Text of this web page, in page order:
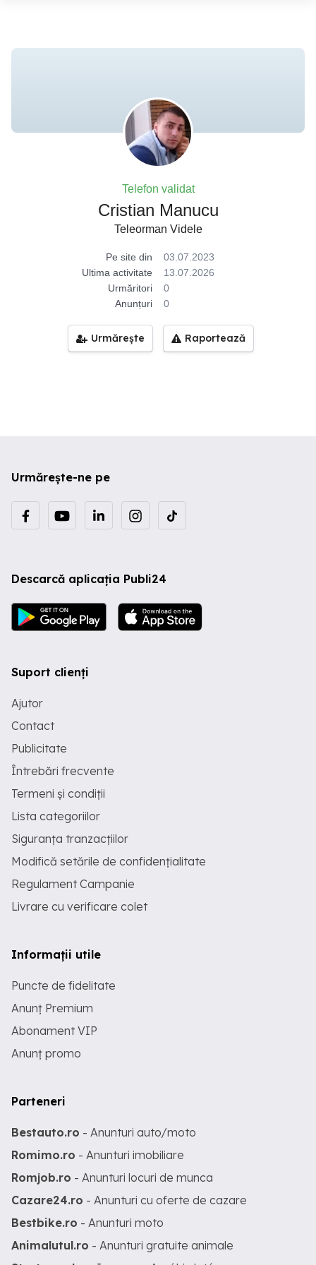
Telefon validat
Cristian Manucu
Teleorman Videle
Pe site din
03.07.2023
Ultima activitate
13.07.2026
Urmăritori
0
Anunțuri
0
Urmărește Raportează
Urmărește-ne pe
Descarcă aplicația Publi24
Suport clienți
Ajutor
Contact
Publicitate
Întrebări frecvente
Termeni și condiții
Lista categoriilor
Siguranța tranzacțiilor
Modifică setările de confidențialitate
Regulament Campanie
Livrare cu verificare colet
Informații utile
Puncte de fidelitate
Anunț Premium
Abonament VIP
Anunț promo
Parteneri
Bestauto.ro - Anunturi auto/moto
Romimo.ro - Anunturi imobiliare
Romjob.ro - Anunturi locuri de munca
Cazare24.ro - Anunturi cu oferte de cazare
Bestbike.ro - Anunturi moto
Animalutul.ro - Anunturi gratuite animale